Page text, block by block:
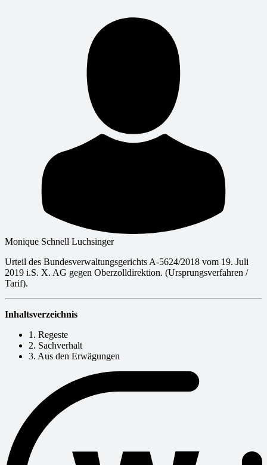
Monique Schnell Luchsinger
Urteil des Bundesverwaltungsgerichts A-5624/2018 vom 19. Juli
2019 i.S. X. AG gegen Oberzolldirektion. (Ursprungsverfahren /
Tarif).
Inhaltsverzeichnis
1. Regeste
2. Sachverhalt
3. Aus den Erwägungen